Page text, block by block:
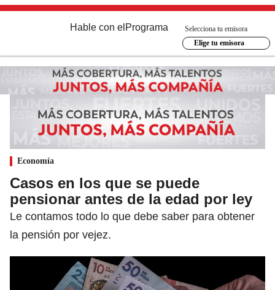
Hable con el Programa
Selecciona tu emisora
Elige tu emisora
Economía
Casos en los que se puede
pensionar antes de la edad por ley
Le contamos todo lo que debe saber para obtener
la pensión por vejez.